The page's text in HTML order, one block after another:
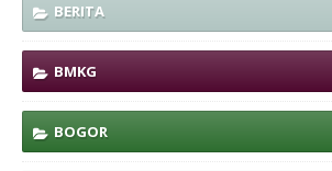
BERITA
BMKG
BOGOR